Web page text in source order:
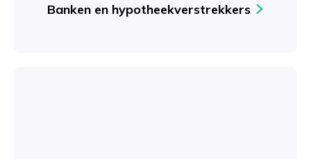
Banken en hypotheekverstrekkers